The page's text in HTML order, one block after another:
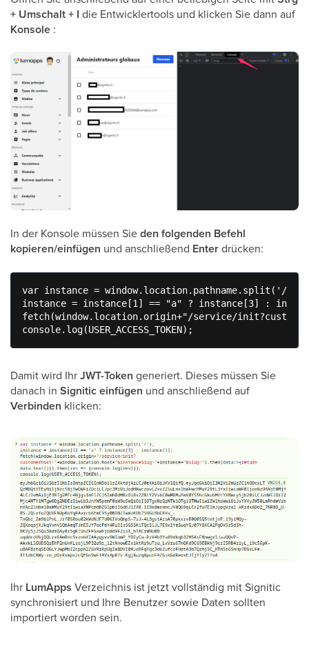
+ Umschalt + I die Entwicklertools und klicken Sie dann auf
Konsole :
In der Konsole müssen Sieden folgenden Befehl
kopieren/einfügen und anschließend Enterdrücken:
var instance = window.location.pathname.split('/');
instance = instance[1] == "a" ? instance[3] :
fetch(window.location.origin+"/service/
console.log(USER_ACCESS_TOKEN);
Damit wird IhrJWT-Token generiert. Dieses müssen Sie
danach in Signitic einfügen und anschließend auf
Verbinden klicken:
Ihr LumApps Verzeichnis ist jetzt vollständig mit Signitic
synchronisiert und Ihre Benutzer sowie Daten sollten
importiert worden sein.